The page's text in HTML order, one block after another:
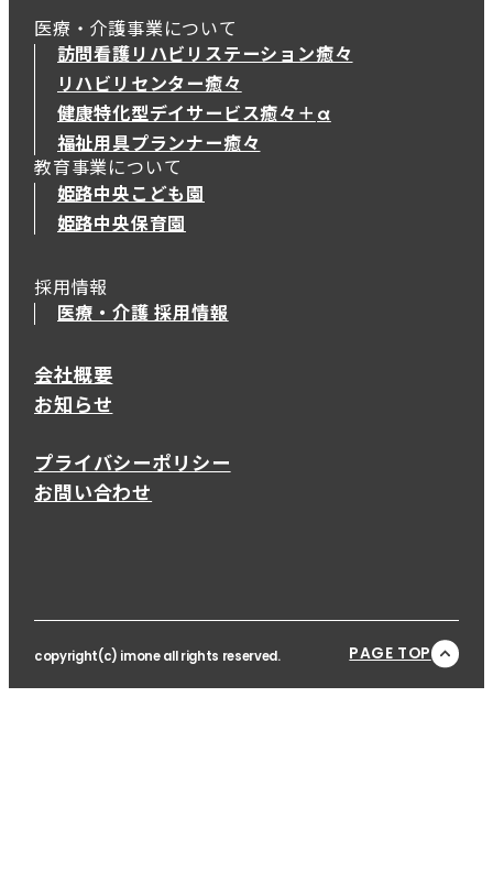
医療・介護事業について
訪問看護リハビリステーション癒々
リハビリセンター癒々
健康特化型デイサービス癒々＋ α
健康特化型デイサービス癒々＋
福祉用具プランナー癒々
教育事業について
姫路中央こども園
姫路中央保育園
採用情報
医療・介護 採用情報
会社概要
お知らせ
プライバシーポリシー
お問い合わせ
copyright(c) imone all rights reserved. PAGE TOP